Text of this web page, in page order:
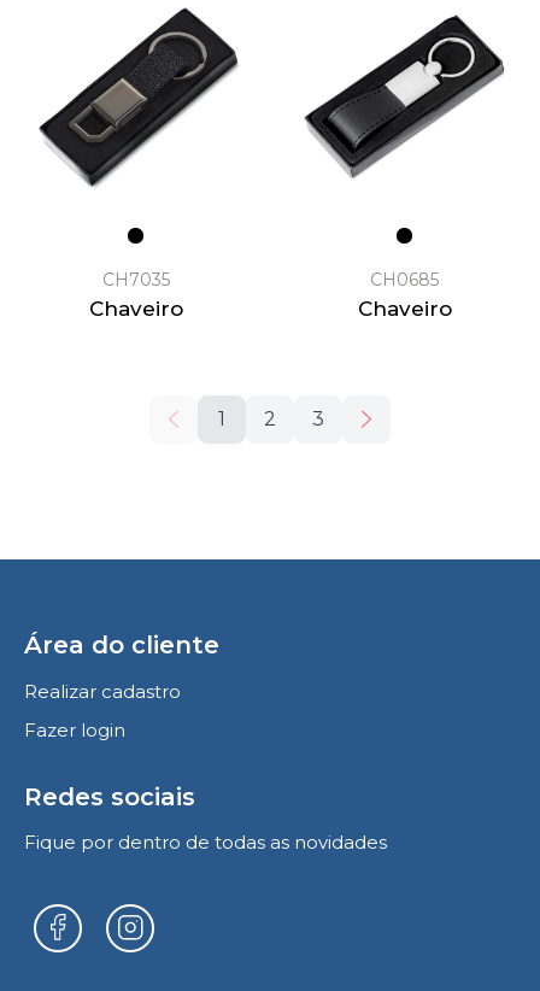
CH7035
Chaveiro
CH0685
Chaveiro
1 2 3
Área do cliente
Realizar cadastro
Fazer login
Redes sociais
Fique por dentro de todas as novidades